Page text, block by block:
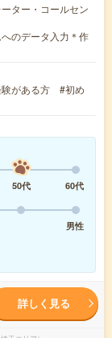
ター・コールセン
のデータ入力＊作
がある方 #初め
50代
60代
男性
詳しく見る